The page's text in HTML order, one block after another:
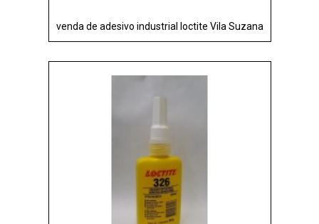
venda de adesivo industrial loctite Vila Suzana